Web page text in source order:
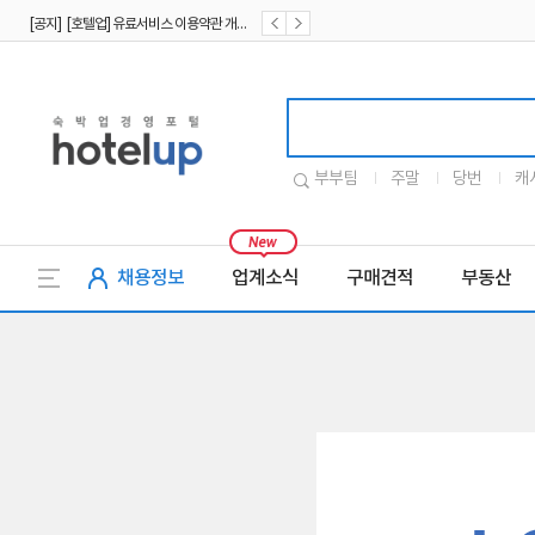
부부팀 주말 당번 캐
채용정보 업계소식 구매견적 부동산